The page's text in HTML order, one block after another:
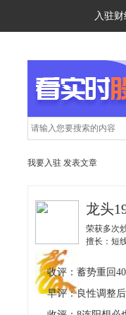
入驻
我要入驻 发表文章
龙头
荣获多次
擅长：短
人以鱼也
收评：蓄势重回
早评：良性调整后